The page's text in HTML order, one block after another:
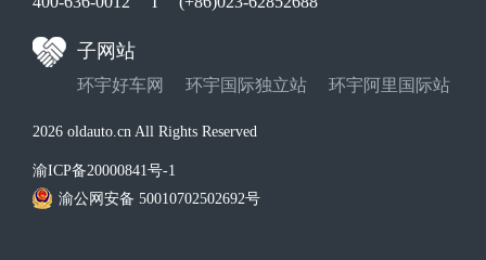
子网站
环宇好车网 环宇国际独立站 环宇阿里国际站
2026 oldauto.cn All Rights Reserved
渝ICP备20000841号-1
渝公网安备 50010702502692号